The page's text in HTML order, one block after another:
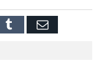
TumblrEmail